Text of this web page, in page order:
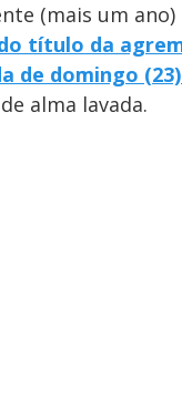
(mais um
título da
de domingo
alma lavada.